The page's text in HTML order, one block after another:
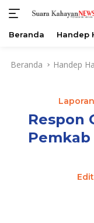
Beranda Handep
Beranda Handep
Respon